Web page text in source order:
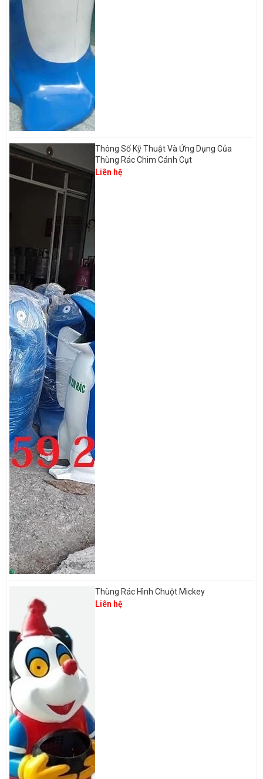
Thông Số Kỹ Thuật Và Ứng Dụng Của
Thùng Rác Chim Cánh Cụt
Liên hệ
Thùng Rác Hình Chuột Mickey
Liên hệ